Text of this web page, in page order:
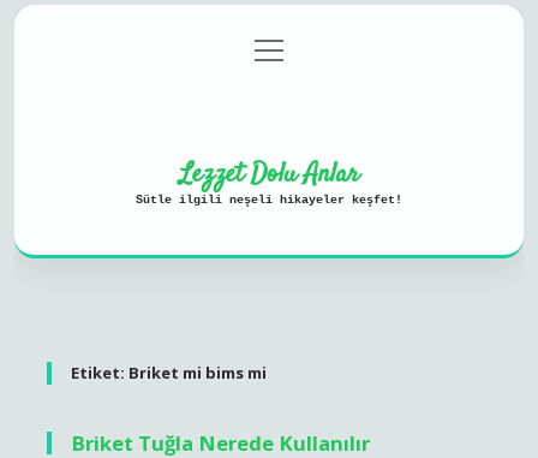
Gizlilik Politikası
menüyü
aç
Lezzet Dolu Anlar
Sütle ilgili neşeli hikayeler keşfet!
Etiket: Briket mi bims mi
Briket Tuğla Nerede Kullanılır